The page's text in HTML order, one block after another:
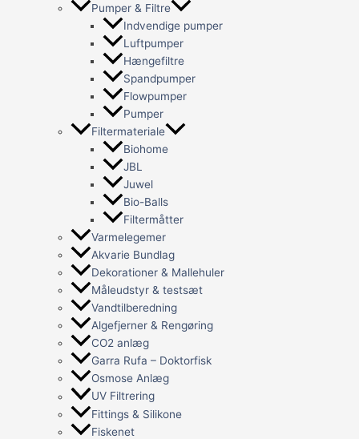
Pumper & Filtre
Indvendige pumper
Luftpumper
Hængefiltre
Spandpumper
Flowpumper
Pumper
Filtermateriale
Biohome
JBL
Juwel
Bio-Balls
Filtermåtter
Varmelegemer
Akvarie Bundlag
Dekorationer & Mallehuler
Måleudstyr & testsæt
Vandtilberedning
Algefjerner & Rengøring
CO2 anlæg
Garra Rufa – Doktorfisk
Osmose Anlæg
UV Filtrering
Fittings & Silikone
Fiskenet